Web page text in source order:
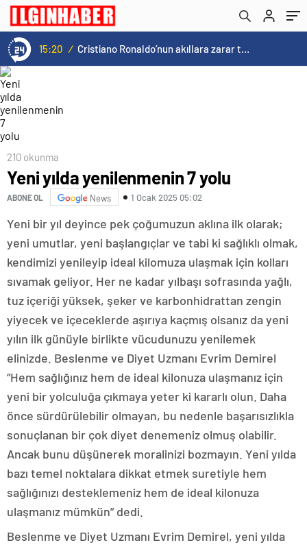
15:20 / Cristiano Ronaldo’nun akıllara zarar tüm kariyerinin istatistiğini çıkardık !
210 okunma
Yeni yılda yenilenmenin 7 yolu
ABONE OL News 1 Ocak 2025 05:02
Yeni bir yıl deyince pek çoğumuzun aklına ilk olarak;
yeni umutlar, yeni başlangıçlar ve tabi ki sağlıklı olmak,
kendimizi yenileyip ideal kilomuza ulaşmak için kolları
sıvamak geliyor. Her ne kadar yılbaşı sofrasında yağlı,
tuz içeriği yüksek, şeker ve karbonhidrattan zengin
yiyecek ve içeceklerde aşırıya kaçmış olsanız da yeni
yılın ilk günüyle birlikte vücudunuzu yenilemek
elinizde. Beslenme ve Diyet Uzmanı Evrim Demirel
“Hem sağlığınız hem de ideal kilonuza ulaşmanız için
yeni bir yolculuğa çıkmaya yeter ki kararlı olun. Daha
önce sürdürülebilir olmayan, bu nedenle başarısızlıkla
sonuçlanan bir çok diyet denemeniz olmuş olabilir.
Ancak bunu düşünerek moralinizi bozmayın. Yeni yılda
bazı temel noktalara dikkat etmek suretiyle hem
sağlığınızı desteklemeniz hem de ideal kilonuza
ulaşmanız mümkün” dedi.
Beslenme ve Diyet Uzmanı Evrim Demirel, yeni yılda